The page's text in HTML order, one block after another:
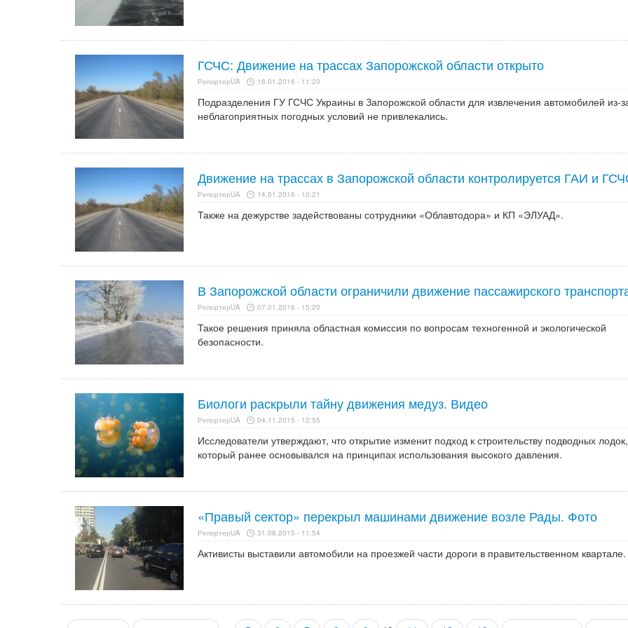
ГСЧС: Движение на трассах Запорожской области открыто
РепортерUA 16.01.2016 - 11:20
Подразделения ГУ ГСЧС Украины в Запорожской области для извлечения автомобилей из-
неблагоприятных погодных условий не привлекались.
Движение на трассах в Запорожской области контролируется ГАИ и
РепортерUA 14.01.2016 - 10:21
Также на дежурстве задействованы сотрудники «Облавтодора» и КП «ЭЛУАД».
В Запорожской области ограничили движение пассажирского
РепортерUA 07.01.2016 - 15:20
Такое решения приняла областная комиссия по вопросам техногенной и экологической
безопасности.
Биологи раскрыли тайну движения медуз. Видео
РепортерUA 04.11.2015 - 12:55
Исследователи утверждают, что открытие изменит подход к строительству подводных лодок,
который ранее основывался на принципах использования высокого давления.
«Правый сектор» перекрыл машинами движение возле Рады. Фото
РепортерUA 31.08.2015 - 11:54
Активисты выставили автомобили на проезжей части дороги в правительственном квартале.